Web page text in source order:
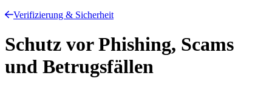
Verifizierung & Sicherheit
Schutz vor Phishing, Scams
und Betrugsfällen